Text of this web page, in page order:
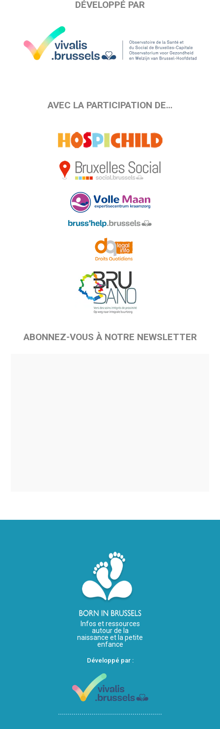
DÉVELOPPÉ PAR
AVEC LA PARTICIPATION DE…
ABONNEZ-VOUS À NOTRE NEWSLETTER
Infos et ressources
autour de la
naissance et la petite
enfance
Développé par :